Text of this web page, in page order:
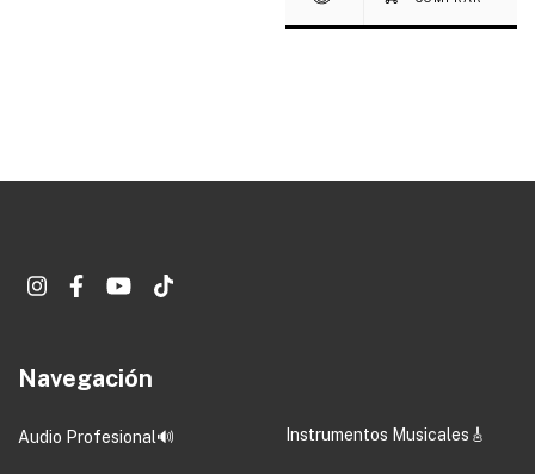
Navegación
Audio Profesional🔊 Instrumentos Musicales🎸